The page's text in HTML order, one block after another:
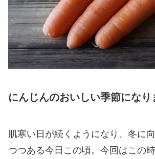
にんじんのおいしい季節になり
肌寒い日が続くようになり、冬に
つつある今日この頃。今回はこの